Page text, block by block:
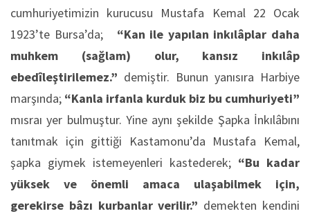
cumhuriyetimizin kurucusu Mustafa Kemal 22 Ocak
1923’te Bursa’da;
“Kan ile yapılan inkılâplar daha
muhkem (sağlam) olur, kansız inkılâp
ebedîleştirilemez.” demiştir. Bunun yanısıra Harbiye
marşında; “Kanla irfanla kurduk biz bu cumhuriyeti”
mısraı yer bulmuştur. Yine aynı şekilde Şapka İnkılâbını
tanıtmak için gittiği Kastamonu’da Mustafa Kemal,
şapka giymek istemeyenleri kastederek; “Bu kadar
yüksek ve önemli amaca ulaşabilmek için,
gerekirse bâzı kurbanlar verilir.” demekten kendini